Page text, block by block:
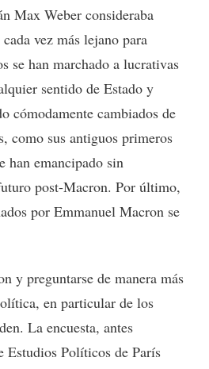
Max Weber consideraba
vez más lejano para
se han marchado a lucrativas
sentido de Estado y
cómodamente cambiados de
como sus antiguos primeros
emancipado sin
post-Macron. Por último,
por Emmanuel Macron se
y preguntarse de manera más
en particular de los
La encuesta, antes
Políticos de París